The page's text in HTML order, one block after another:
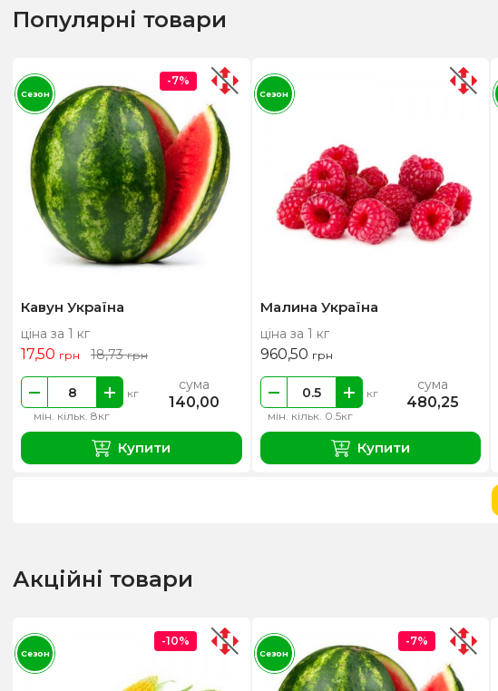
Популярні товари
Кавун Україна
ціна за 1 кг
17,50 грн 18,73грн
мін. кільк. 8кг
кг сума
140,00
Купити
-7%
Сезон
Малина Україна
ціна за 1 кг
960,50 грн
мін. кільк. 0.5кг
кг сума
480,25
Купити
Сезон
Акційні товари
-10%
Сезон
-7%
Сезон